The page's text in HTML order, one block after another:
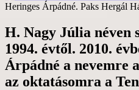
Heringes Árpádné. Paks Hergál
H. Nagy Júlia néven
1994. évtől. 2010.
Árpádné a nevemre
az oktatásomra a